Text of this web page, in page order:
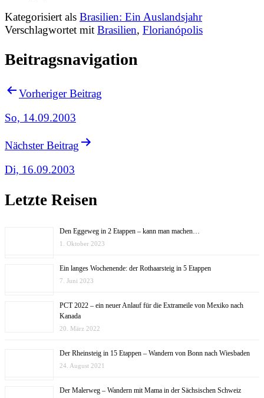
Kategorisiert als Brasilien: Ein Auslandsjahr
Verschlagwortet mit Brasilien, Florianópolis
Beitragsnavigation
Vorheriger Beitrag
So, 14.09.2003
Nächster Beitrag
Di, 16.09.2003
Letzte Reisen
Den Eggeweg in 2 Etappen – kann man machen…
1. Oktober 2023
Ein langes Wochenende: der Rothaarsteig in 5 Etappen
7. Juni 2023
PCT 2022 – ein neuer Anlauf für die Extrameile von Mexiko nach
Kanada
20. März 2022
Der Rheinsteig in 15 Etappen – Wandern von Bonn nach Wiesbaden
24. August 2021
Der Malerweg – Wandern mit Mama in der Sächsischen Schweiz